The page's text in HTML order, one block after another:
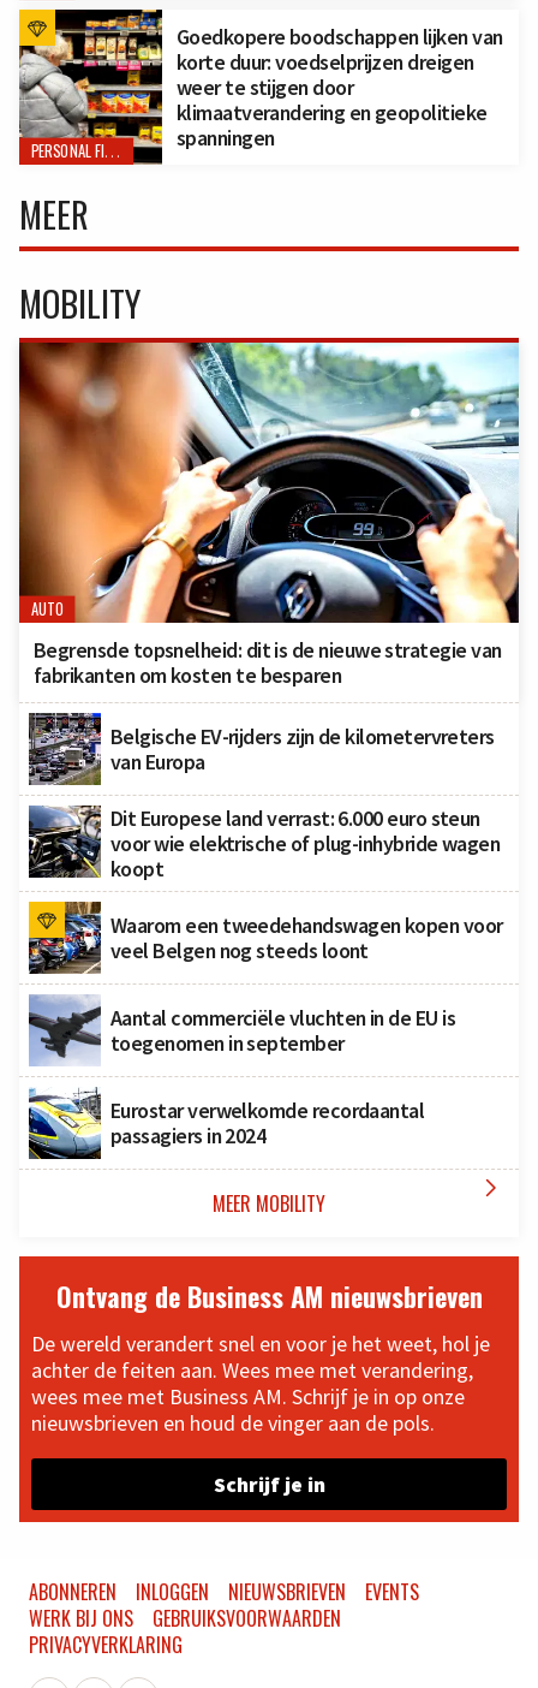
PERSONAL FINANCE
Goedkopere boodschappen lijken van
korte duur: voedselprijzen dreigen
weer te stijgen door
klimaatverandering en geopolitieke
spanningen
MEER
MOBILITY
AUTO
Begrensde topsnelheid: dit is de nieuwe strategie van
fabrikanten om kosten te besparen
Belgische EV-rijders zijn de kilometervreters
van Europa
Dit Europese land verrast: 6.000 euro steun
voor wie elektrische of plug-inhybride wagen
koopt
Waarom een tweedehandswagen kopen voor
veel Belgen nog steeds loont
Aantal commerciële vluchten in de EU is
toegenomen in september
Eurostar verwelkomde recordaantal
passagiers in 2024
MEER MOBILITY 
Ontvang de Business AM nieuwsbrieven
De wereld verandert snel en voor je het weet, hol je
achter de feiten aan. Wees mee met verandering,
wees mee met Business AM. Schrijf je in op onze
nieuwsbrieven en houd de vinger aan de pols.
Schrijf je in
ABONNEREN INLOGGEN NIEUWSBRIEVEN
EVENTS
WERK BIJ ONS
GEBRUIKSVOORWAARDEN
PRIVACYVERKLARING